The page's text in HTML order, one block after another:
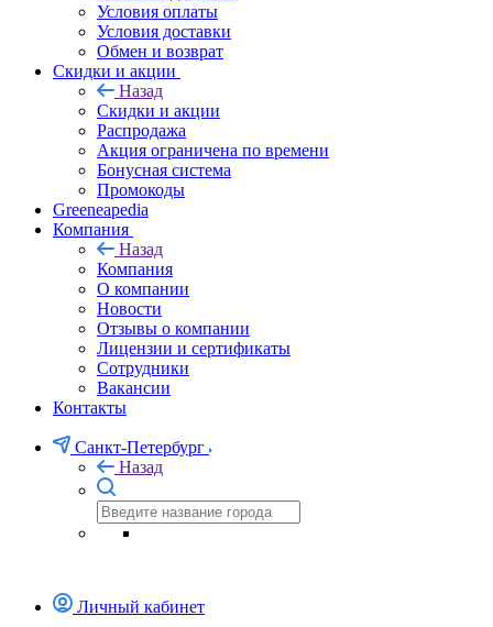
Условия оплаты
Условия доставки
Обмен и возврат
Скидки и акции
Назад
Скидки и акции
Распродажа
Акция ограничена по времени
Бонусная система
Промокоды
Greeneapedia
Компания
Назад
Компания
О компании
Новости
Отзывы о компании
Лицензии и сертификаты
Сотрудники
Вакансии
Контакты
Санкт-Петербург
Назад
Личный кабинет